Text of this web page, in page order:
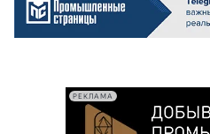
РЕКЛАМА